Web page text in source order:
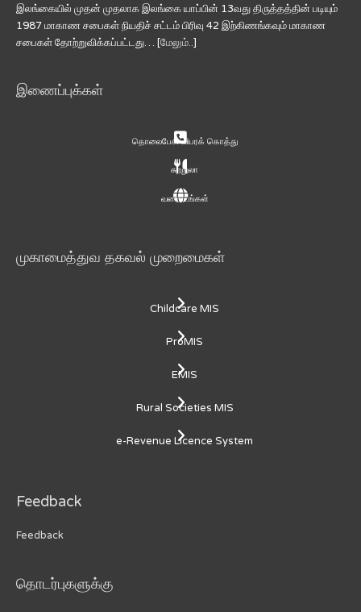
இலங்கையில் முதன் முதலாக இலங்கை யாப்பின் 13வது திருத்தத்தின் படியும்
1987 மாகாண சபைகள் நியதிச் சட்டம் பிரிவு 42 இற்கிணங்கவும் மாகாண
சபைகள் தோற்றுவிக்கப்பட்டது… [மேலும்..]
இணைப்புக்கள்
தொலைபேசி விபரக் கொத்து
சுற்றுலா
வரைபடங்கள்
முகாமைத்துவ தகவல் முறைமைகள்
Childcare MIS
ProMIS
EMIS
Rural Societies MIS
e-Revenue Licence System
Feedback
Feedback
தொடர்புகளுக்கு